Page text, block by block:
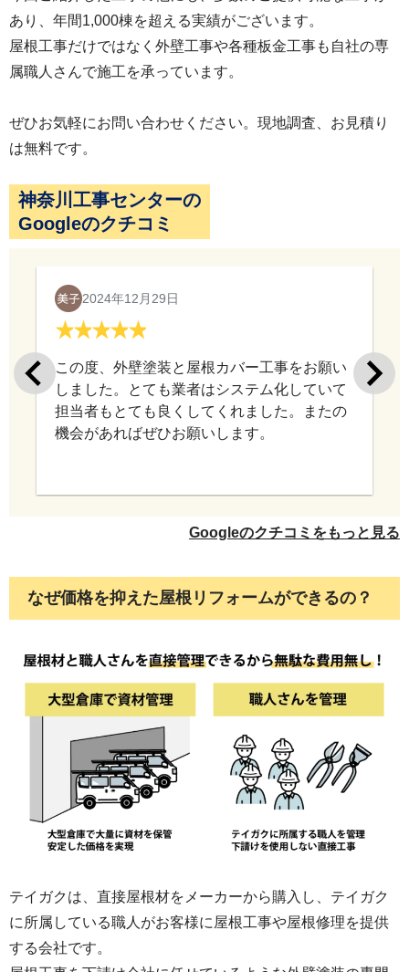
外壁シーリングにはサンライズのSRシールH100を
外壁下塗材にはサーフを使用し、外壁の密着性を
鉄部や雨樋、スリムダクト等の付帯物はクリーン
マイルドを2回塗りします。
あり、年間1,000棟を超える実績がございます。
屋根工事だけではなく外壁工事や各種板金工事も自社の専
属職人さんで施工を承っています。
ぜひお気軽にお問い合わせください。現地調査、お見積り
は無料です。
神奈川工事センターの
Googleのクチコミ
2024年12月29日
この度、外壁塗装と屋根カバー工事をお願い
しました。とても業者はシステム化していて
担当者もとても良くしてくれました。またの
機会があればぜひお願いします。
Googleのクチコミをもっと見る
なぜ価格を抑えた屋根リフォームができるの？
テイガクは、直接屋根材をメーカーから購入し、テイガク
に所属している職人がお客様に屋根工事や屋根修理を提供
する会社です。